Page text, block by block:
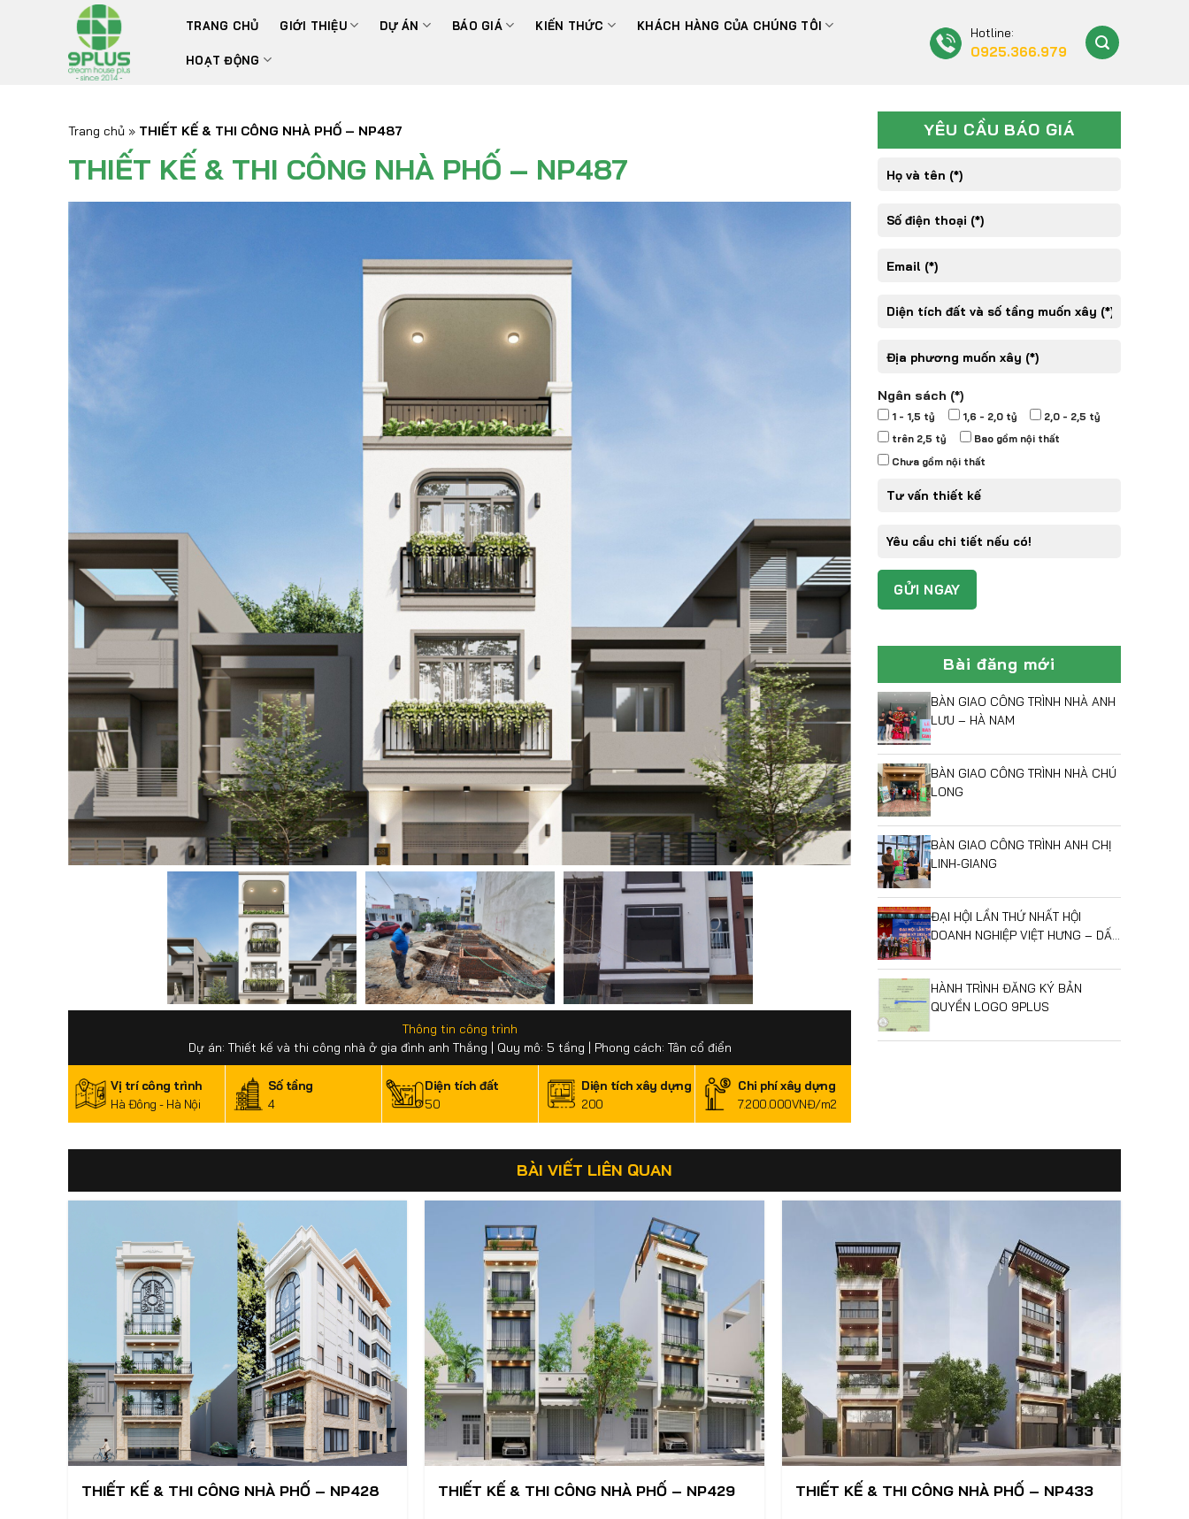
TRANG CHỦ GIỚI THIỆU DỰ ÁN BÁO GIÁ KIẾN THỨC KHÁCH HÀNG CỦA CHÚNG TÔI
HOẠT ĐỘNG
Hotline:
0925.366.979
Trang chủ » THIẾT KẾ & THI CÔNG NHÀ PHỐ – NP487
THIẾT KẾ & THI CÔNG NHÀ PHỐ – NP487
Thông tin công trình
Dự án: Thiết kế và thi công nhà ở gia đình anh Thắng | Quy mô: 5 tầng | Phong cách: Tân cổ điển
Vị trí công trình
Hà Đông - Hà Nội
Số tầng
4
Diện tích đất
50
Diện tích xây dựng
200
Chi phí xây dựng
7.200.000VNĐ/m2
YÊU CẦU BÁO GIÁ
Ngân sách (*)
1 - 1,5 tỷ 1,6 - 2,0 tỷ
2,0 - 2,5 tỷ
trên 2,5 tỷ
Bao gồm nội thất
Chưa gồm nội thất
Bài đăng mới
BÀN GIAO CÔNG TRÌNH NHÀ ANH
LƯU – HÀ NAM
BÀN GIAO CÔNG TRÌNH NHÀ CHÚ
LONG
BÀN GIAO CÔNG TRÌNH ANH CHỊ
LINH-GIANG
ĐẠI HỘI LẦN THỨ NHẤT HỘI
DOANH NGHIỆP VIỆT HƯNG – DẤU
TRIỂN MỚI
HÀNH TRÌNH ĐĂNG KÝ BẢN
QUYỀN LOGO 9PLUS
BÀI VIẾT LIÊN QUAN
THIẾT KẾ & THI CÔNG NHÀ PHỐ – NP428 THIẾT KẾ & THI CÔNG NHÀ PHỐ – NP429 THIẾT KẾ & THI CÔNG NHÀ PHỐ – NP433